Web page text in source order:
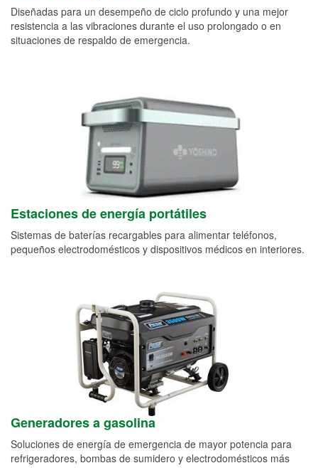
Diseñadas para un desempeño de ciclo profundo y una mejor
resistencia a las vibraciones durante el uso prolongado o en
situaciones de respaldo de emergencia.
Estaciones de energía portátiles
Sistemas de baterías recargables para alimentar teléfonos,
pequeños electrodomésticos y dispositivos médicos en interiores.
Generadores a gasolina
Soluciones de energía de emergencia de mayor potencia para
refrigeradores, bombas de sumidero y electrodomésticos más